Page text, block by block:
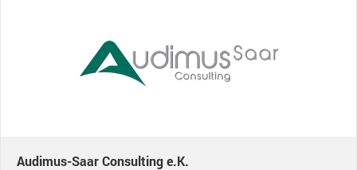
Audimus-Saar Consulting e.K.